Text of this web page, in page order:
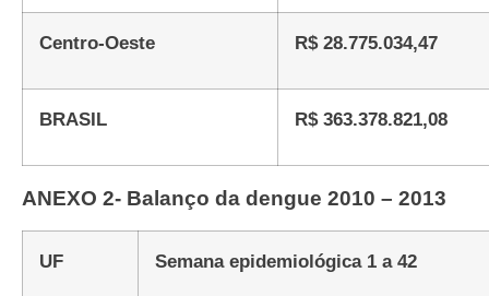
Centro-Oeste R$ 28.775.034,47
BRASIL R$ 363.378.821,08
ANEXO 2- Balanço da dengue 2010 – 2013
UF Semana epidemiológica 1 a 42